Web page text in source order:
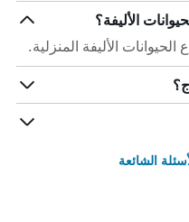
الأليفة؟
الأليفة المنزلية.
الشائعة